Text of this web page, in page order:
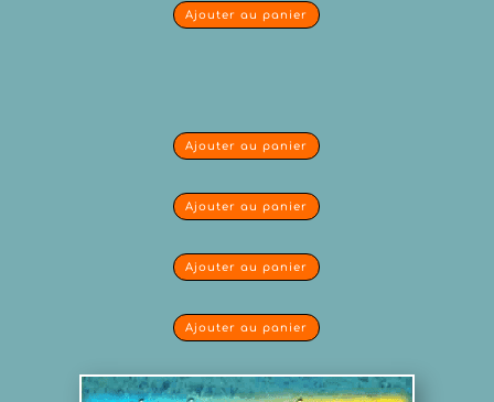
Ajouter au panier
Ajouter au panier
Ajouter au panier
Ajouter au panier
Ajouter au panier